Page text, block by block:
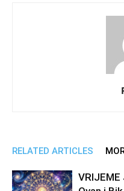
RELATED ARTICLES
VRIJEME